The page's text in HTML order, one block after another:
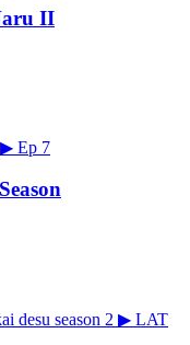
II
▶ Ep 7
▶ LAT